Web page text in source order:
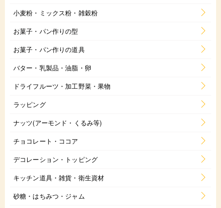
小麦粉・ミックス粉・雑穀粉
お菓子・パン作りの型
お菓子・パン作りの道具
バター・乳製品・油脂・卵
ドライフルーツ・加工野菜・果物
ラッピング
ナッツ(アーモンド・くるみ等)
チョコレート・ココア
デコレーション・トッピング
キッチン道具・雑貨・衛生資材
砂糖・はちみつ・ジャム